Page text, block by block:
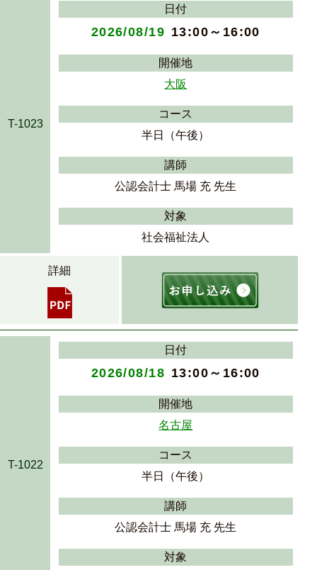
T-1023
日付
2026/08/19 13:00～16:00
開催地
大阪
コース
半日（午後）
講師
公認会計士 馬場 充 先生
対象
社会福祉法人
詳細
T-1022
日付
2026/08/18 13:00～16:00
開催地
名古屋
コース
半日（午後）
講師
公認会計士 馬場 充 先生
対象